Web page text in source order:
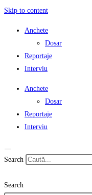
Skip to content
Anchete
Dosar
Reportaje
Interviu
Anchete
Dosar
Reportaje
Interviu
Search
Search